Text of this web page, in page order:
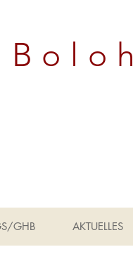
GHB AKTUELLES